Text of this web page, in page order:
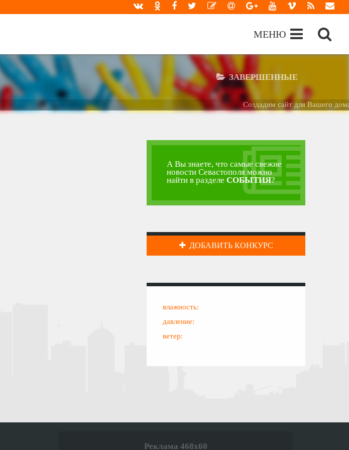
МЕНЮ
ЗАВЕРШЕННЫЕ
Создадим сайт для Вашего дома
А Вы знаете, что самые свежие
новости Севастополя можно
найти в разделеСОБЫТИЯ?
ДОБАВИТЬ КОНКУРС
влажность:
давление:
ветер:
Реклама 468x60